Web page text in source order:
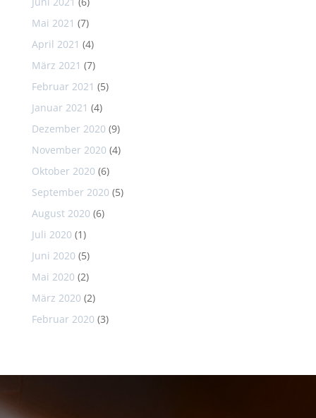
Mai 2021 (7)
April 2021 (4)
März 2021 (7)
Februar 2021 (5)
Januar 2021 (4)
Dezember 2020 (9)
November 2020 (4)
Oktober 2020 (6)
September 2020 (5)
August 2020 (6)
Juli 2020 (1)
Juni 2020 (5)
Mai 2020 (2)
März 2020 (2)
Februar 2020 (3)